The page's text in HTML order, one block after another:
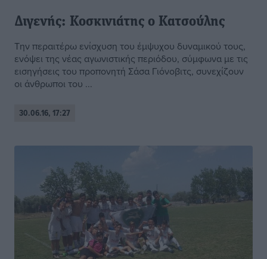
Διγενής: Κοσκινιάτης ο Κατσούλης
Την περαιτέρω ενίσχυση του έμψυχου δυναμικού τους,
ενόψει της νέας αγωνιστικής περιόδου, σύμφωνα με τις
εισηγήσεις του προπονητή Σάσα Γιόνοβιτς, συνεχίζουν
οι άνθρωποι του ...
30.06.16, 17:27